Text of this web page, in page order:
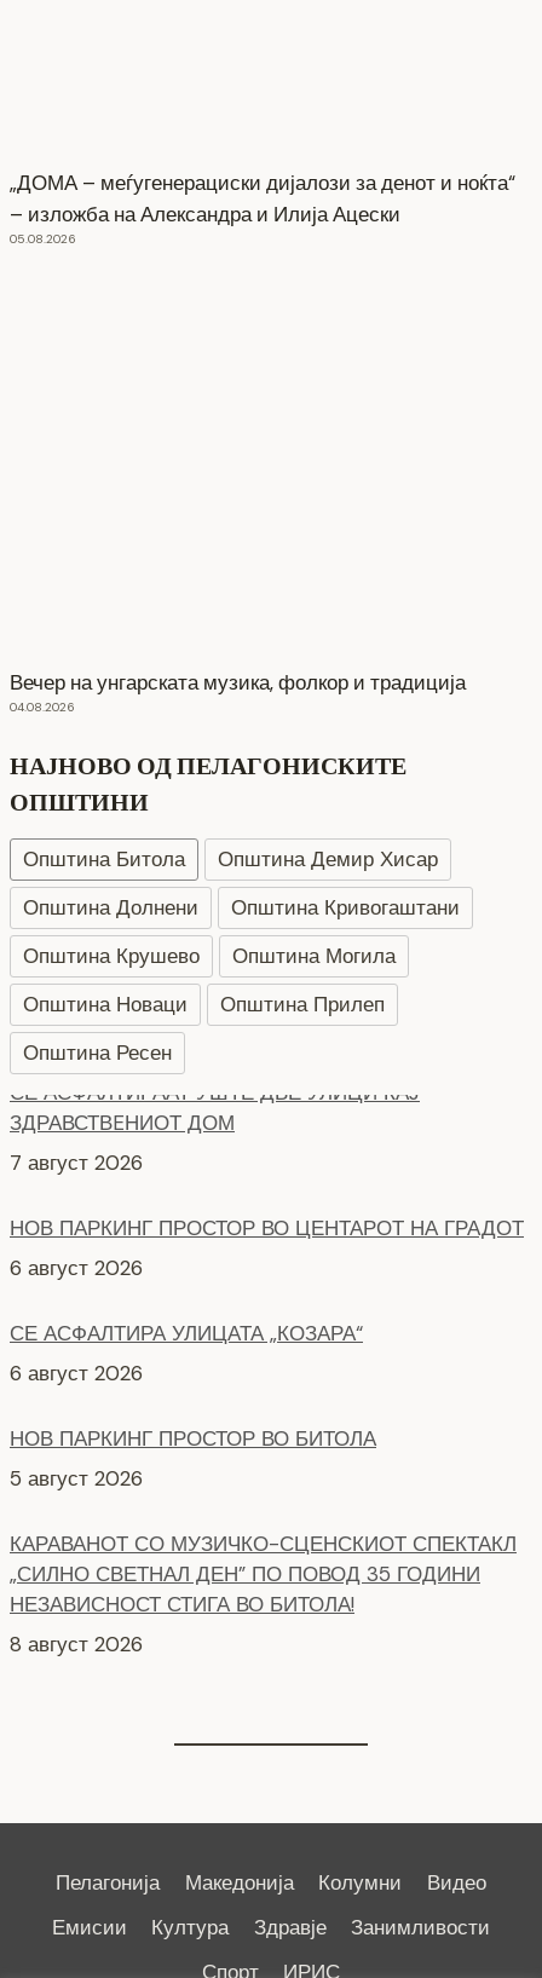
„ДОМА – меѓугенерациски дијалози за денот и ноќта“
– изложба на Александра и Илија Ацески
05.08.2026
Вечер на унгарската музика, фолкор и традиција
04.08.2026
НАЈНОВО ОД ПЕЛАГОНИСКИТЕ
ОПШТИНИ
Општина Битола
Општина Демир Хисар
Општина Долнени
Општина Кривогаштани
Општина Крушево
Општина Могила
Општина Новаци
Општина Прилеп
Општина Ресен
НОВ ПАРКИНГ ПРОСТОР ВО ЦЕНТАРОТ НА ГРАДОТ
6 август 2026
СЕ АСФАЛТИРА УЛИЦАТА „КОЗАРА“
6 август 2026
НОВ ПАРКИНГ ПРОСТОР ВО БИТОЛА
5 август 2026
КАРАВАНОТ СО МУЗИЧКО-СЦЕНСКИОТ СПЕКТАКЛ
„СИЛНО СВЕТНАЛ ДЕН” ПО ПОВОД 35 ГОДИНИ
НЕЗАВИСНОСТ СТИГА ВО БИТОЛА!
СЕ АСФАЛТИРААТ УШТЕ ДВЕ УЛИЦИ КАЈ
ЗДРАВСТВEНИОТ ДОМ
7 август 2026
Пелагонија Македонија Колумни
Видео
Емисии
Култура Здравје
Занимливости
Спорт
ИРИС